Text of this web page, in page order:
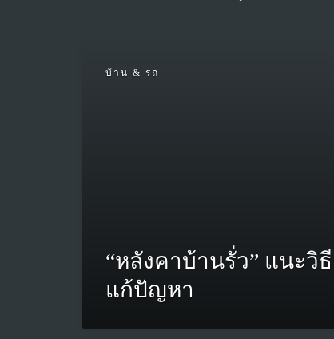
บ้าน & รถ
“หลังคาบ้านรั่ว” แนะวิธี
แก้ปัญหา